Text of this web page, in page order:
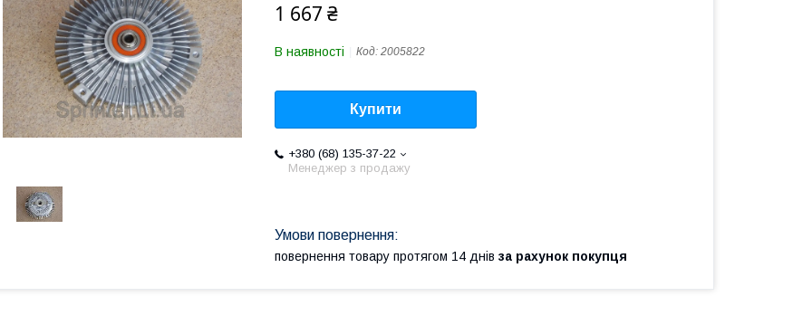
1 667 ₴
В наявності Код: 2005822
Купити
+380 (68) 135-37-22
Менеджер з продажу
повернення товару протягом 14 днів за рахунок покупця